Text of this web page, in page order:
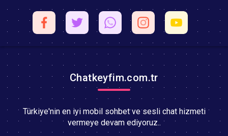
Chatkeyfim.com.tr
Türkiye'nin en iyi mobil sohbet ve sesli chat hizmeti
vermeye devam ediyoruz..